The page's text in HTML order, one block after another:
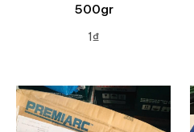
500gr
1₫